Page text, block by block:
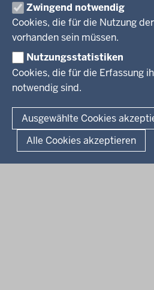
Zwingend notwendig
Cookies, die für die Nutzung
vorhanden sein müssen.
Nutzungsstatistiken
Cookies, die für die Erfassung
notwendig sind.
Ausgewählte Cookies
Alle Cookies akzeptieren
Pressestelle
Social Media
BEKANNTMACHUNGEN
Amtsblatt
© 2026 Bezirksregierung Arnsberg
Fußzeile
Impressum Datenschutz
Kurzlink zu dieser Seite